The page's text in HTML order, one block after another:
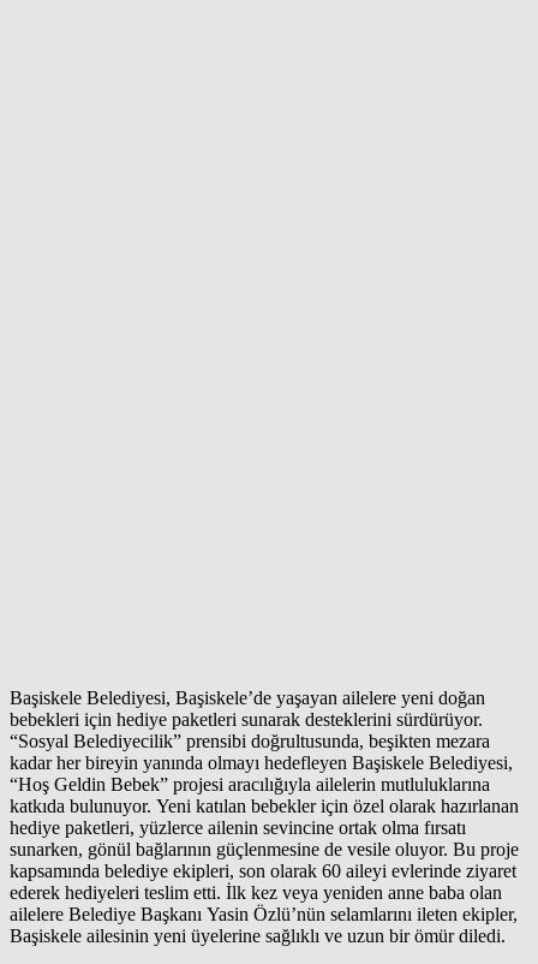
Başiskele Belediyesi, Başiskele’de yaşayan ailelere yeni doğan
bebekleri için hediye paketleri sunarak desteklerini sürdürüyor.
“Sosyal Belediyecilik” prensibi doğrultusunda, beşikten mezara
kadar her bireyin yanında olmayı hedefleyen Başiskele Belediyesi,
“Hoş Geldin Bebek” projesi aracılığıyla ailelerin mutluluklarına
katkıda bulunuyor. Yeni katılan bebekler için özel olarak hazırlanan
hediye paketleri, yüzlerce ailenin sevincine ortak olma fırsatı
sunarken, gönül bağlarının güçlenmesine de vesile oluyor. Bu proje
kapsamında belediye ekipleri, son olarak 60 aileyi evlerinde ziyaret
ederek hediyeleri teslim etti. İlk kez veya yeniden anne baba olan
ailelere Belediye Başkanı Yasin Özlü’nün selamlarını ileten ekipler,
Başiskele ailesinin yeni üyelerine sağlıklı ve uzun bir ömür diledi.